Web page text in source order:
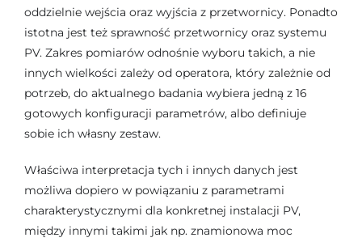
oddzielnie wejścia oraz wyjścia z przetwornicy. Ponadto
istotna jest też sprawność przetwornicy oraz systemu
PV. Zakres pomiarów odnośnie wyboru takich, a nie
innych wielkości zależy od operatora, który zależnie od
potrzeb, do aktualnego badania wybiera jedną z 16
gotowych konfiguracji parametrów, albo definiuje
sobie ich własny zestaw.
Właściwa interpretacja tych i innych danych jest
możliwa dopiero w powiązaniu z parametrami
charakterystycznymi dla konkretnej instalacji PV,
między innymi takimi jak np. znamionowa moc